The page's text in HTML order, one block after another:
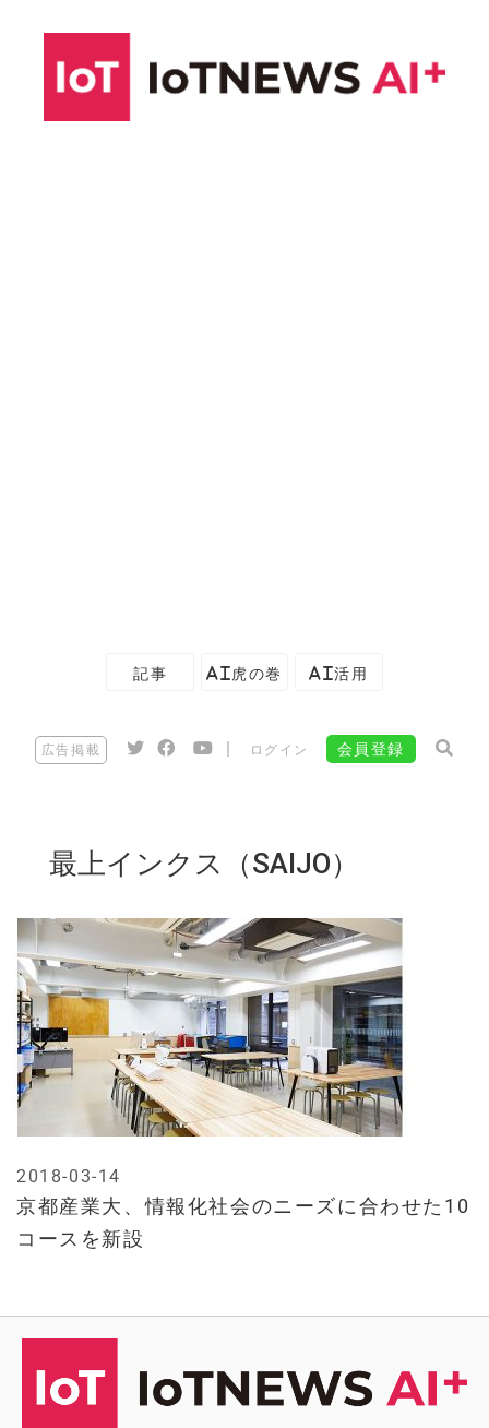
記事 AI虎の巻 AI活用
広告掲載 ログイン 会員登録
最上インクス（SAIJO）
京都産業大、情報化社会のニーズに合わせた10
コースを新設
2018-03-14